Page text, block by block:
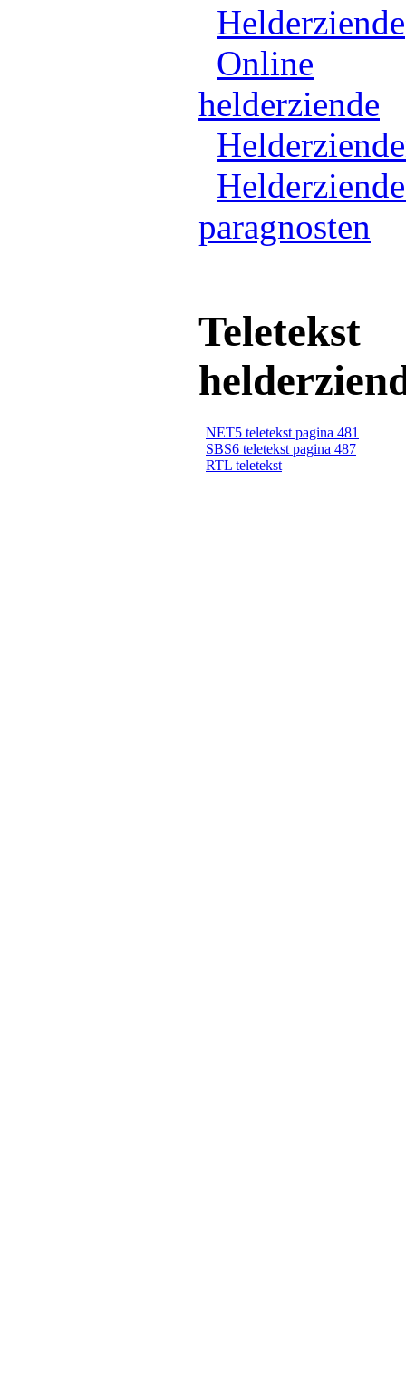
Helderziende
Online
helderziende
paragnosten
Teletekst
NET5 teletekst pagina 481
SBS6 teletekst pagina 487
RTL teletekst